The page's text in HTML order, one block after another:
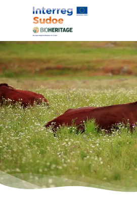
Escriba los términos de
ENTER